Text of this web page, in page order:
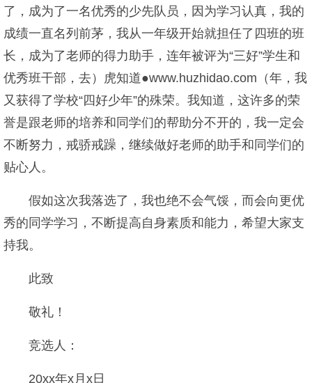
了，成为了一名优秀的少先队员，因为学习认真，我的
成绩一直名列前茅，我从一年级开始就担任了四班的班
长，成为了老师的得力助手，连年被评为“三好”学生和
优秀班干部，去）虎知道●www.huzhidao.com（年，我
又获得了学校“四好少年”的殊荣。我知道，这许多的荣
誉是跟老师的培养和同学们的帮助分不开的，我一定会
不断努力，戒骄戒躁，继续做好老师的助手和同学们的
贴心人。
假如这次我落选了，我也绝不会气馁，而会向更优
秀的同学学习，不断提高自身素质和能力，希望大家支
持我。
此致
敬礼！
竞选人：
20xx年x月x日